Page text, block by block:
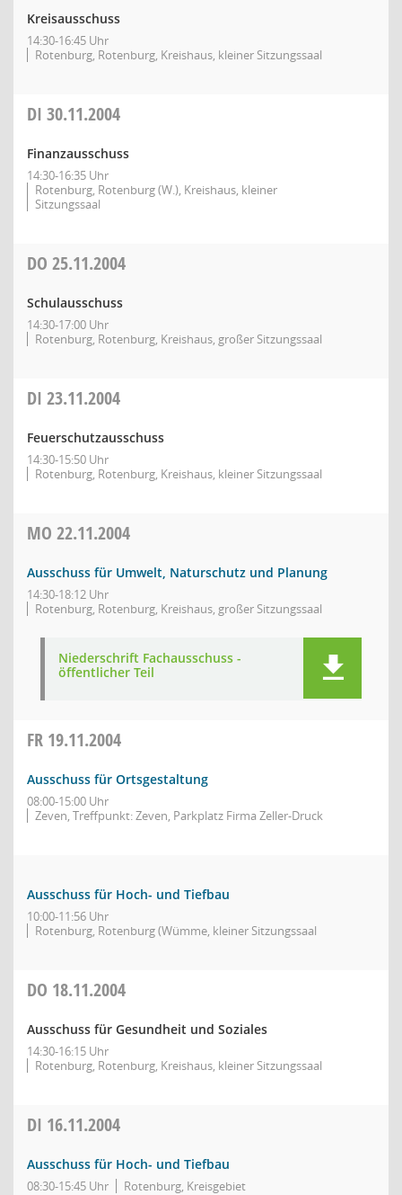
Kreisausschuss
14:30-16:45 Uhr
Rotenburg, Rotenburg, Kreishaus, kleiner Sitzungssaal
DI 30.11.2004
Finanzausschuss
14:30-16:35 Uhr
Rotenburg, Rotenburg (W.), Kreishaus, kleiner
Sitzungssaal
DO 25.11.2004
Schulausschuss
14:30-17:00 Uhr
Rotenburg, Rotenburg, Kreishaus, großer Sitzungssaal
DI 23.11.2004
Feuerschutzausschuss
14:30-15:50 Uhr
Rotenburg, Rotenburg, Kreishaus, kleiner Sitzungssaal
MO 22.11.2004
Ausschuss für Umwelt, Naturschutz und Planung
14:30-18:12 Uhr
Rotenburg, Rotenburg, Kreishaus, großer Sitzungssaal
Niederschrift Fachausschuss -
öffentlicher Teil
FR 19.11.2004
Ausschuss für Ortsgestaltung
08:00-15:00 Uhr
Zeven, Treffpunkt: Zeven, Parkplatz Firma Zeller-Druck
Ausschuss für Hoch- und Tiefbau
10:00-11:56 Uhr
Rotenburg, Rotenburg (Wümme, kleiner Sitzungssaal
DO 18.11.2004
Ausschuss für Gesundheit und Soziales
14:30-16:15 Uhr
Rotenburg, Rotenburg, Kreishaus, kleiner Sitzungssaal
DI 16.11.2004
Ausschuss für Hoch- und Tiefbau
08:30-15:45 Uhr Rotenburg, Kreisgebiet